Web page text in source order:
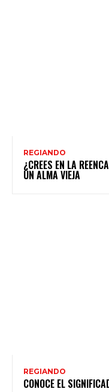
REGIANDO
¿CREES EN LA
UN ALMA VIEJA
REGIANDO
CONOCE EL